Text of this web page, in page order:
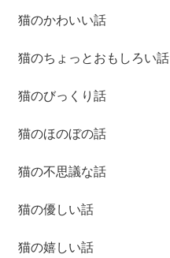
猫のかわいい話
猫のちょっとおもしろい話
猫のびっくり話
猫のほのぼの話
猫の不思議な話
猫の優しい話
猫の嬉しい話